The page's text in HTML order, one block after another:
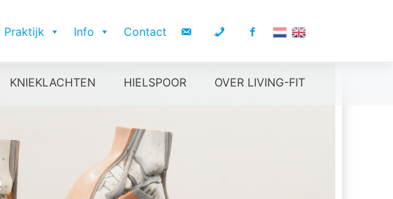
Praktijk Info Contact
KNIEKLACHTEN HIELSPOOR OVER LIVING-FIT